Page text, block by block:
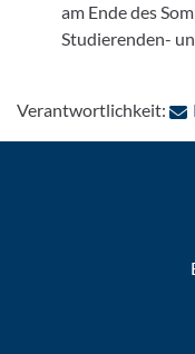
am Ende des
Studierenden-
Verantwortlichkeit: